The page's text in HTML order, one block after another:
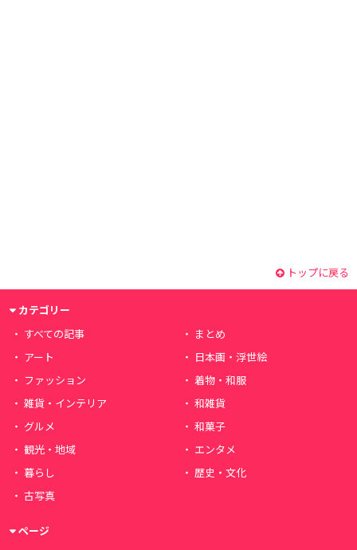
トップに戻る
カテゴリー
すべての記事
まとめ
アート
日本画・浮世絵
ファッション
着物・和服
雑貨・インテリア
和雑貨
グルメ
和菓子
観光・地域
エンタメ
暮らし
歴史・文化
古写真
ページ